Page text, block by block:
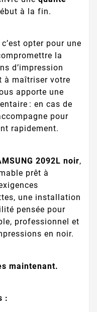
à la fin.
opter pour une
la
d’impression
à maîtriser votre
apporte une
: en cas de
pour
rapidement.
2092L noir,
prêt à
une installation
pensée pour
professionnel et
en noir.
maintenant.
: